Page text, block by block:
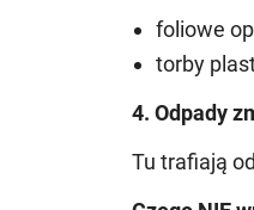
foliowe
torby
4. Odpady
Tu trafiają